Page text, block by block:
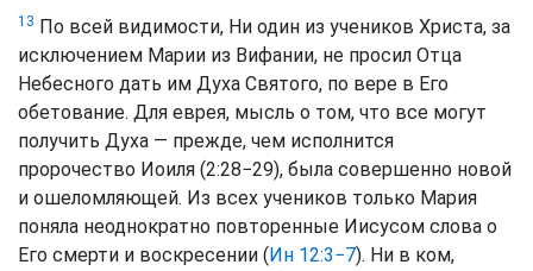
13 По всей видимости, Ни один из учеников Христа, за
исключением Марии из Вифании, не просил Отца
Небесного дать им Духа Святого, по вере в Его
обетование. Для еврея, мысль о том, что все могут
получить Духа — прежде, чем исполнится
пророчество Иоиля (2:28−29), была совершенно новой
и ошеломляющей. Из всех учеников только Мария
поняла неоднократно повторенные Иисусом слова о
Его смерти и воскресении (Ин 12:3−7). Ни в ком,